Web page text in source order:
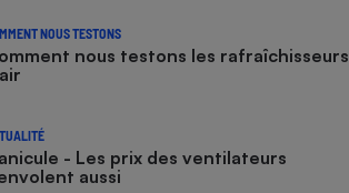
NOUS TESTONS
nous testons les rafraîchisseurs
- Les prix des ventilateurs
aussi